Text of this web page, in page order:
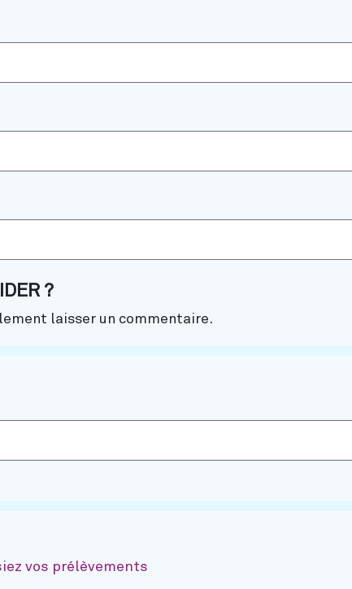
?
laisser un commentaire.
vos prélèvements